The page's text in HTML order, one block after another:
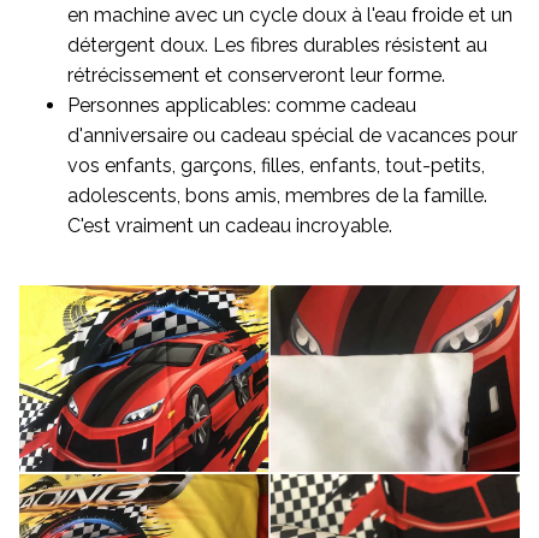
en machine avec un cycle doux à l'eau froide et un
détergent doux. Les fibres durables résistent au
rétrécissement et conserveront leur forme.
Personnes applicables: comme cadeau
d'anniversaire ou cadeau spécial de vacances pour
vos enfants, garçons, filles, enfants, tout-petits,
adolescents, bons amis, membres de la famille.
C'est vraiment un cadeau incroyable.